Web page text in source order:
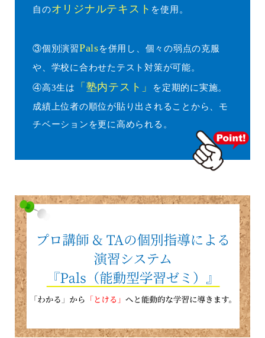
自のオリジナルテキスト を使用。
③個別演習Palsを併用し、個々の弱点の克服
や、学校に合わせたテスト対策が可能。
④高3生は 「塾内テスト」
を定期的に実施。
成績上位者の順位が貼り出されることから、モ
チベーションを更に高められる。